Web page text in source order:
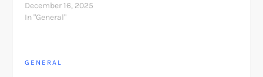
December 16, 2025
In "General"
GENERAL